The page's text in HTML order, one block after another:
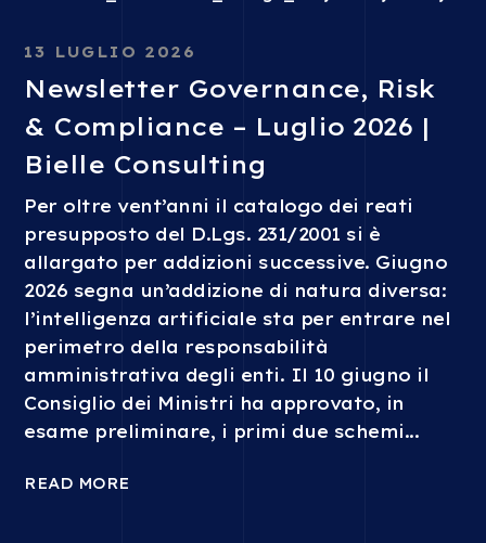
13 LUGLIO 2026
Newsletter Governance, Risk
& Compliance – Luglio 2026 |
Bielle Consulting
Per oltre vent’anni il catalogo dei reati
presupposto del D.Lgs. 231/2001 si è
allargato per addizioni successive. Giugno
2026 segna un’addizione di natura diversa:
l’intelligenza artificiale sta per entrare nel
perimetro della responsabilità
amministrativa degli enti. Il 10 giugno il
Consiglio dei Ministri ha approvato, in
esame preliminare, i primi due schemi...
READ MORE